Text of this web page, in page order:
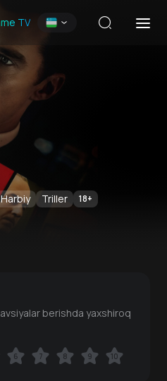
TV
Harbiy Triller 18+
berishda yaxshiroq
6 7 8 9 10
6 7 8 9 10